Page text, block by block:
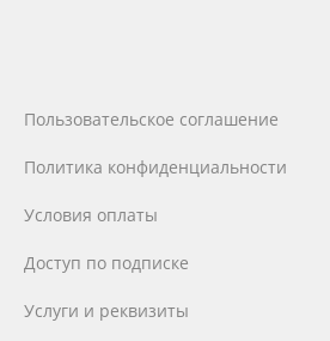
Пользовательское соглашение
Политика конфиденциальности
Условия оплаты
Доступ по подписке
Услуги и реквизиты